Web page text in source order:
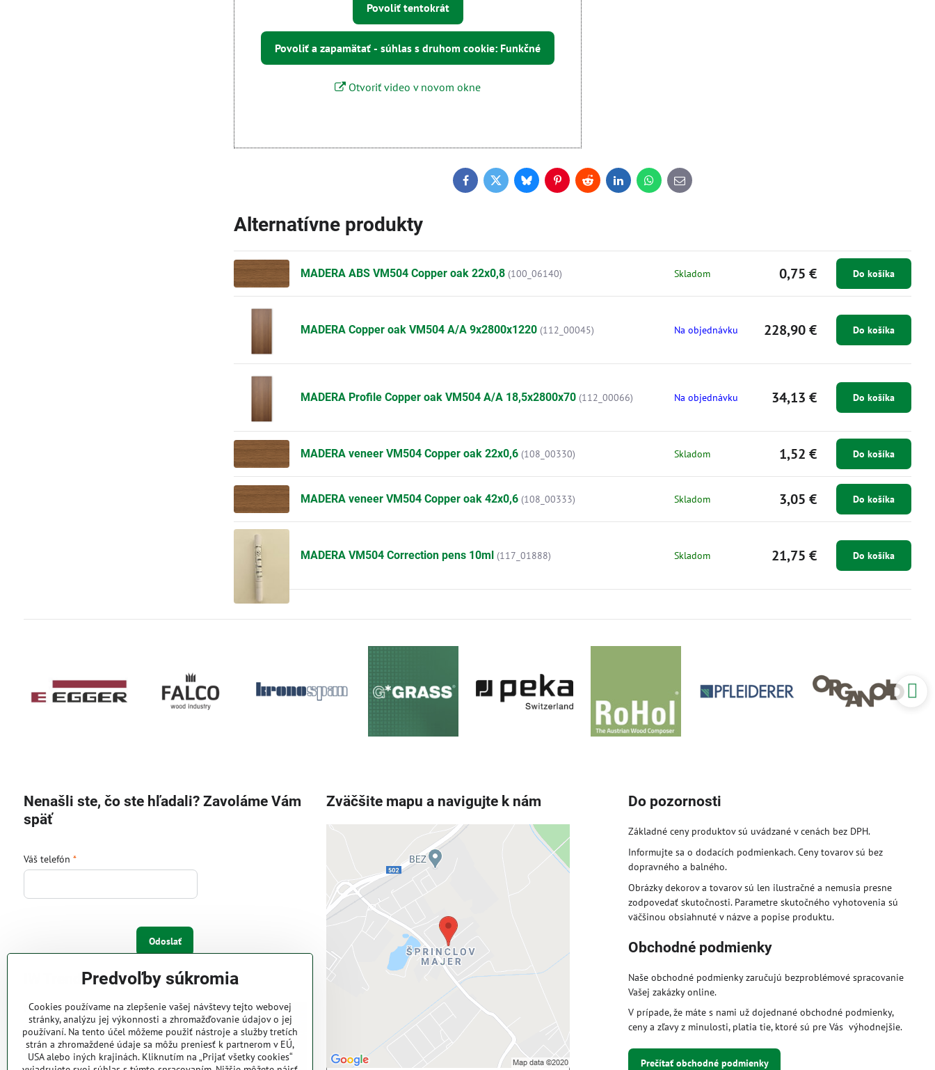
Povoliť tentokrát
Povoliť a zapamätať - súhlas s druhom cookie: Funkčné
Otvoriť video v novom okne
FacebookTwitterBlueskyPinterestRedditLinkedInWhatsApp
E-
mail
Alternatívne produkty
MADERA ABS VM504 Copper oak 22x0,8 (100_06140) Skladom 0,75 € Do košíka
MADERA Copper oak VM504 A/A 9x2800x1220 (112_00045) Na objednávku 228,90 € Do košíka
MADERA Profile Copper oak VM504 A/A 18,5x2800x70 (112_00066) Na objednávku 34,13 € Do košíka
MADERA veneer VM504 Copper oak 22x0,6 (108_00330) Skladom 1,52 € Do košíka
MADERA veneer VM504 Copper oak 42x0,6 (108_00333) Skladom 3,05 € Do košíka
MADERA VM504 Correction pens 10ml (117_01888) Skladom 21,75 € Do košíka
Nenašli ste, čo ste hľadali? Zavoláme Vám
späť
Váš telefón *
Odoslať
IW Trend s.r.o.
Pri Majeri 6
831 06 Bratislava
Web: www.iwtrend.sk
Telefón: (02) 4488 4826, 4487
Zväčšite mapu a navigujte k nám
Externý obsah je blokovaný
Prajete si načítať externý obsah?
Povoliť tentokrát
Povoliť a zapamätať - súhlas s druhom
cookie: Funkčné
Otvoriť obsah v novom okne
Do pozornosti
Základné ceny produktov sú uvádzané v cenách bez DPH.
Informujte sa o dodacích podmienkach. Ceny tovarov sú bez
dopravného a balného.
Obrázky dekorov a tovarov sú len ilustračné a nemusia presne
zodpovedať skutočnosti. Parametre skutočného vyhotovenia sú
väčšinou obsiahnuté v názve a popise produktu.
Obchodné podmienky
Naše obchodné podmienky zaručujú bezproblémové spracovanie
Vašej zakázky online.
V prípade, že máte s nami už dojednané obchodné podmienky,
ceny a zľavy z minulosti, platia tie, ktoré sú pre Vás výhodnejšie.
Prečítať obchodné podmienky
Predvoľby súkromia
Cookies používame na zlepšenie vašej návštevy tejto webovej
stránky, analýzu jej výkonnosti a zhromažďovanie údajov o jej
používaní. Na tento účel môžeme použiť nástroje a služby tretích
strán a zhromaždené údaje sa môžu preniesť k partnerom v EÚ,
USA alebo iných krajinách. Kliknutím na „Prijať všetky cookies“